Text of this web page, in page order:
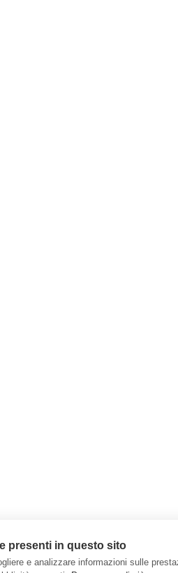
presenti in questo sito
e analizzare informazioni sulle